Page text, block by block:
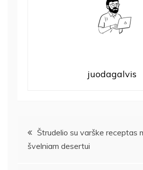
juodagalvis
Navigacija
tarp
Štrudelio su varške receptas
švelniam desertui